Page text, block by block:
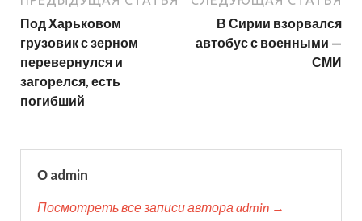
Под Харьковом
грузовик с зерном
перевернулся и
загорелся, есть
погибший
В Сирии взорвался
автобус с военными —
СМИ
О admin
Посмотреть все записи автора admin →